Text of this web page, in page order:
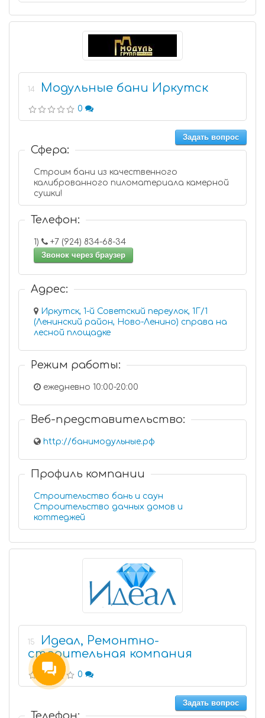
14 Модульные бани Иркутск
0
Задать вопрос
Сфера:
Строим бани из качественного
калиброванного пиломатериала камерной
сушки!
Телефон:
1)
+7 (924) 834-68-34
Звонок через браузер
Адрес:
Иркутск, 1-й Советский переулок, 1Г/1
(Ленинский район, Ново-Ленино) справа на
лесной площадке
Режим работы:
ежедневно 10:00-20:00
Веб-представительство:
http://банимодульные.рф
Профиль компании
Строительство бань и саун
Строительство дачных домов и
коттеджей
15
Идеал, Ремонтно-
строительная компания
0
Задать вопрос
Телефон: